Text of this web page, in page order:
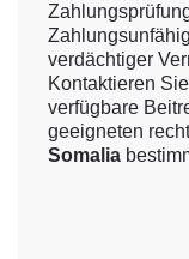
verdächtiger
Kontaktieren
verfügbare
geeigneten
Somalia